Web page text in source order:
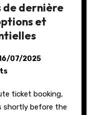
de dernière
et
07/2025
shortly before the